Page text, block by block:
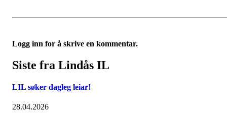
Logg inn for å skrive en kommentar.
Siste fra Lindås IL
LIL søker dagleg leiar!
28.04.2026